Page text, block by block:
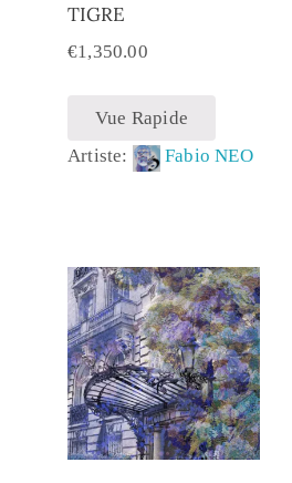
TIGRE
€1,350.00
Vue Rapide
Artiste:
Fabio NEO